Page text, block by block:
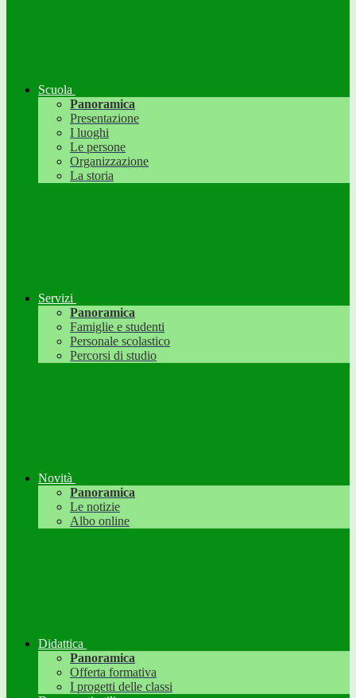
Scuola
Panoramica
Presentazione
I luoghi
Le persone
Organizzazione
La storia
Servizi
Panoramica
Famiglie e studenti
Personale scolastico
Percorsi di studio
Novità
Panoramica
Le notizie
Albo online
Didattica
Panoramica
Offerta formativa
I progetti delle classi